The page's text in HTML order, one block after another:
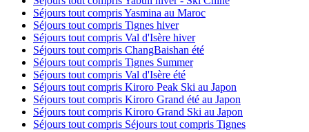
Séjours tout compris Yasmina au Maroc
Séjours tout compris Tignes hiver
Séjours tout compris Val d'Isère hiver
Séjours tout compris ChangBaishan été
Séjours tout compris Tignes Summer
Séjours tout compris Val d'Isère été
Séjours tout compris Kiroro Peak Ski au Japon
Séjours tout compris Kiroro Grand été au Japon
Séjours tout compris Kiroro Grand Ski au Japon
Séjours tout compris Séjours tout compris Tignes